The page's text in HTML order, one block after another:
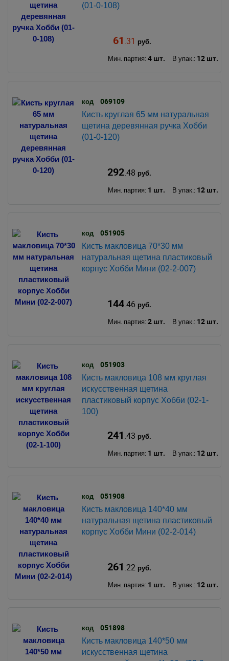
(01-0-108)
61.31 руб.
Мин. партия: 4 шт. В упак.: 12 шт.
код 069109
Кисть круглая 65 мм натуральная
щетина деревянная ручка Хобби
(01-0-120)
292.48 руб.
Мин. партия: 1 шт. В упак.: 12 шт.
код 051905
Кисть макловица 70*30 мм
натуральная щетина пластиковый
корпус Хобби Мини (02-2-007)
144.46 руб.
Мин. партия: 2 шт. В упак.: 12 шт.
код 051903
Кисть макловица 108 мм круглая
искусственная щетина
пластиковый корпус Хобби (02-1-
100)
241.43 руб.
Мин. партия: 1 шт. В упак.: 12 шт.
код 051908
Кисть макловица 140*40 мм
натуральная щетина пластиковый
корпус Хобби Мини (02-2-014)
261.22 руб.
Мин. партия: 1 шт. В упак.: 12 шт.
код 051898
Кисть макловица 140*50 мм
искусственная щетина